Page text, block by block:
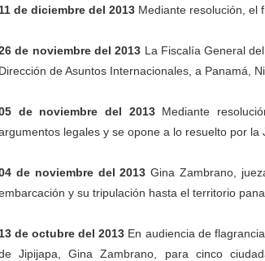
11 de diciembre del 2013 Mediante resolución, el
de noviembre del 2013 La Fiscalía General
Dirección de Asuntos Internacionales, a Panamá,
de noviembre del 2013Mediante
legales y se opone a lo resuelto por la
de noviembre del 2013 Gina Zambrano,
y su tripulación hasta el territorio
13 de octubre del 2013 En audiencia de
Jipijapa, Gina Zambrano, para cinco